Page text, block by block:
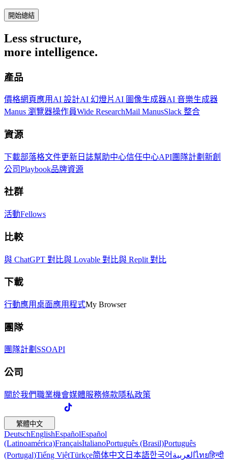
開始總結
Less structure,
more intelligence.
產品
價格網頁應用 AI 設計AI 幻燈片 AI 圖像生成器AI 音樂生成器
Manus 瀏覽器操作員Wide ResearchMail ManusSlack 整合
資源
下載部落格文件更新日誌幫助中心信任中心API團隊計劃 新創
公司Playbook品牌資源
社群
活動Fellows
比較
與 ChatGPT 對比與 Lovable 對比與 Replit 對比
下載
行動應用桌面應用程式My Browser
團隊
團隊計劃 SSOAPI
公司
關於我們職業機會媒體服務條款隱私政策
繁體中文
DeutschEnglishEspañolEspañol
(Latinoamérica)FrançaisItalianoPortuguês (Brasil)Português
(Portugal)Tiếng ViệtTürkçe简体中文 日本語한국어 العربيةไทยहिन्दी